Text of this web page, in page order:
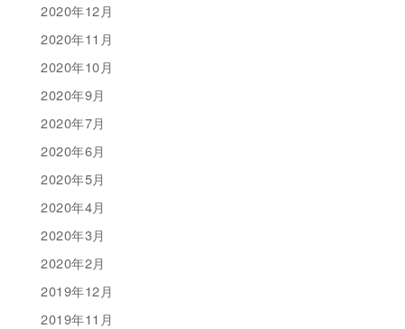
2020年12月
2020年11月
2020年10月
2020年9月
2020年7月
2020年6月
2020年5月
2020年4月
2020年3月
2020年2月
2019年12月
2019年11月